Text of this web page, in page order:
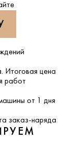
Итоговая цена
работ
от 1 дня
заказ-наряда